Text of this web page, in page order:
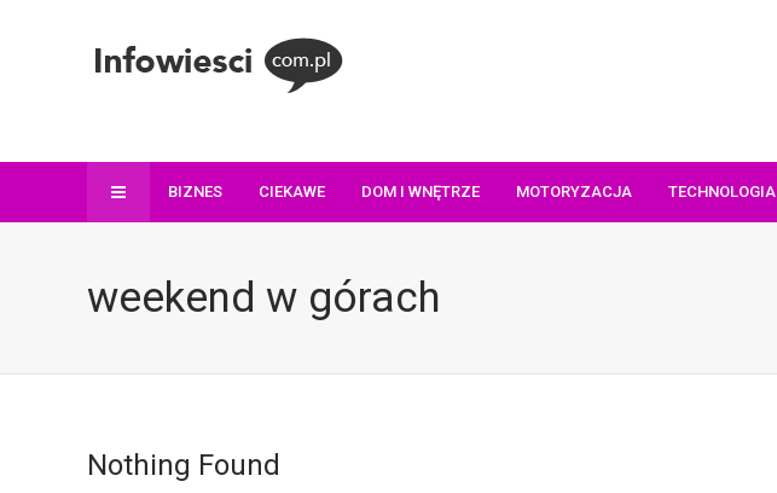
BIZNES CIEKAWE DOM I WNĘTRZE MOTORYZACJA TECHNOLOGIA
weekend w górach
Nothing Found